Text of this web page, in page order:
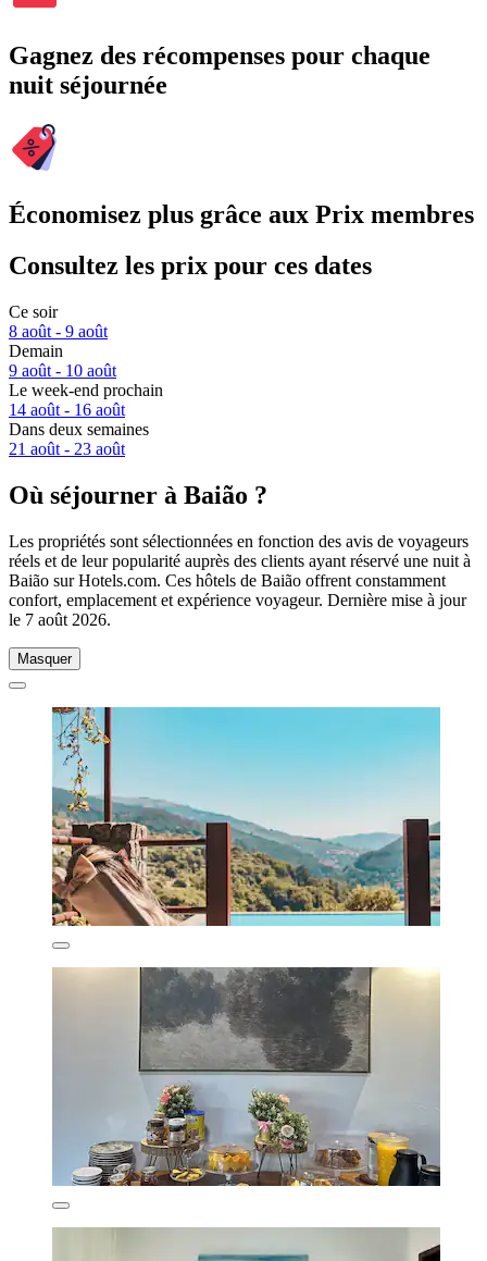
Gagnez des récompenses pour chaque
nuit séjournée
Économisez plus grâce aux Prix membres
Consultez les prix pour ces dates
Ce soir
8 août - 9 août
Demain
9 août - 10 août
Le week-end prochain
14 août - 16 août
Dans deux semaines
21 août - 23 août
Où séjourner à Baião ?
Les propriétés sont sélectionnées en fonction des avis de voyageurs
réels et de leur popularité auprès des clients ayant réservé une nuit à
Baião sur Hotels.com. Ces hôtels de Baião offrent constamment
confort, emplacement et expérience voyageur. Dernière mise à jour
le 7 août 2026.
Masquer